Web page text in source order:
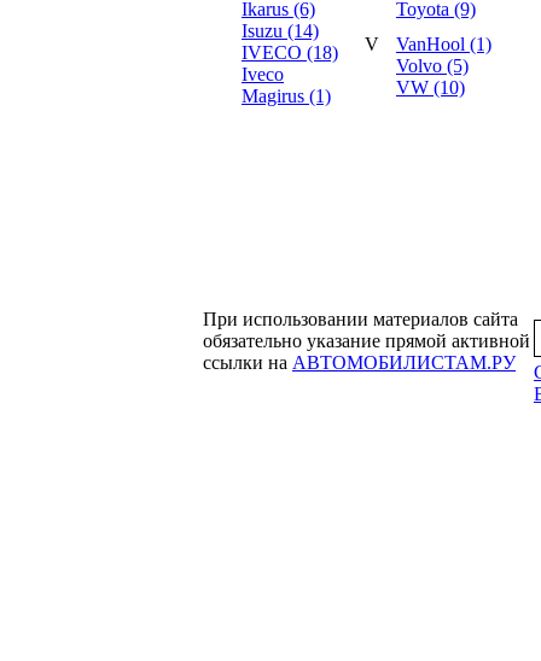
Ikarus (6)
Isuzu (14)
IVECO (18)
Iveco
Magirus (1)
Toyota (9)
V
VanHool (1)
Volvo (5)
VW (10)
При использовании материалов сайта
обязательно указание прямой активной
ссылки на АВТОМОБИЛИСТАМ.РУ